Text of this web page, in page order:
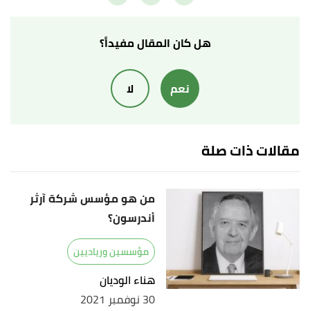
www.dutco
, 10/5/2021, Retrieved
25/10/2021. Edited.
""مجموعة دتكو" تدعم صندوق التضامن المجتمعي
،وكالة أنباء
الإمارات
بتصرّف.
هل كان المقال مفيداً؟
نعم لا
مقالات ذات صلة
من هو مؤسس شركة آرثر
أندرسون؟
مؤسسين ورياديين
هناء الوديان
30 نوفمبر 2021